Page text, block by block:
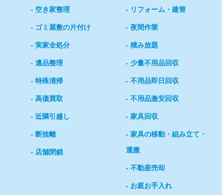
空き家整理
ゴミ屋敷の片付け
実家全処分
遺品整理
特殊清掃
高価買取
近隣引越し
断捨離
店舗閉鎖
リフォーム・建替
夜間作業
積み放題
少量不用品回収
不用品即日回収
不用品激安回収
家具回収
家具の移動・組み立て・
運搬
不動産売却
お庭お手入れ